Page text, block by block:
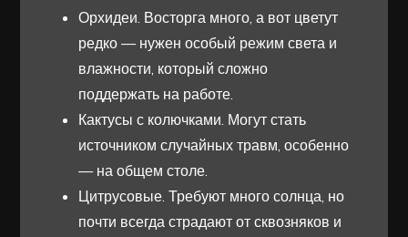
Орхидеи. Восторга много, а вот цветут
редко — нужен особый режим света и
влажности, который сложно
поддержать на работе.
Кактусы с колючками. Могут стать
источником случайных травм, особенно
— на общем столе.
Цитрусовые. Требуют много солнца, но
почти всегда страдают от сквозняков и